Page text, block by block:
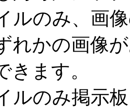
ルのみ、画
れかの画像
きます。
ルのみ掲示